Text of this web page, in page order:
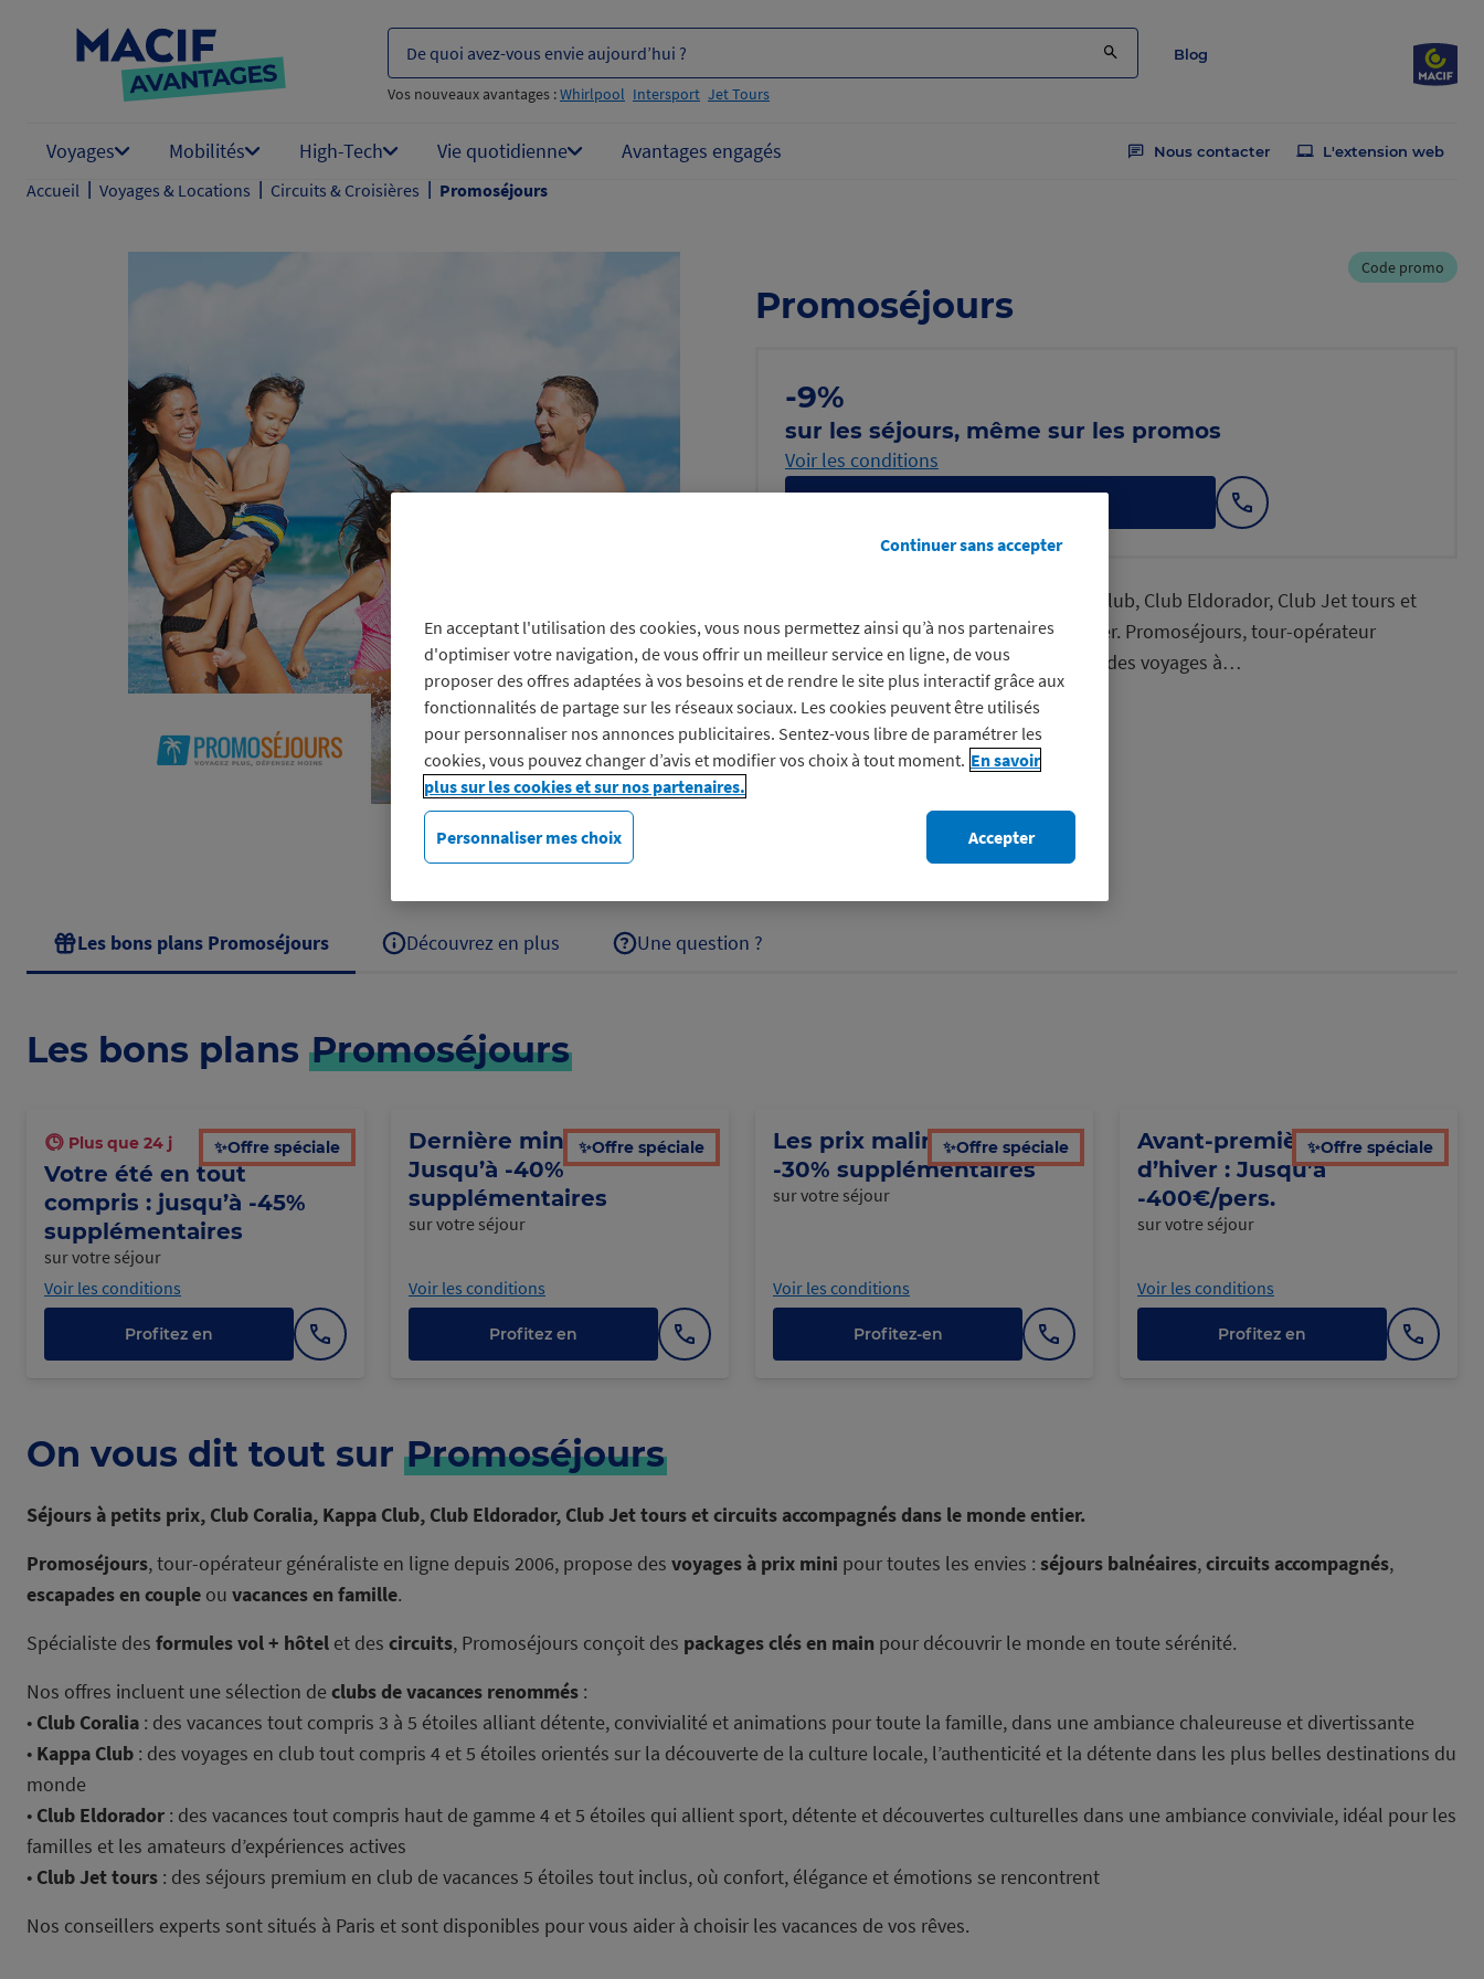
De quoi avez-vous envie aujourd’hui ?
Vos nouveaux avantages :Whirlpool Intersport Jet Tours
Blog
Voyages Mobilités High-Tech Vie quotidienne Avantages engagés Nous contacter L'extension web
Accueil | Voyages & Locations | Circuits & Croisières | Promoséjours
Code promo
Promoséjours
-9%
sur les séjours, même sur les promos
Voir les conditions
Afficher
le
Séjours à petits prix, Club Coralia, Kappa Club, Club Eldorador, Club Jet tours et
circuits accompagnés dans le monde entier. Promoséjours, tour-opérateur
généraliste en ligne depuis 2006, propose des voyages à…
Découvrez Promoséjours
Les bons plans Promoséjours Découvrez en plus Une question ?
Les bons plans Promoséjours
Plus que 24 j
Votre été en tout
compris : jusqu’à -45%
supplémentaires
sur votre séjour
Voir les conditions
Profitez en
Afficher
le
✨Offre spéciale
Dernière minute :
Jusqu’à -40%
supplémentaires
sur votre séjour
Voir les conditions
Profitez en
Afficher
le
✨Offre spéciale
Les prix malins : Jusqu’à
-30% supplémentaires
sur votre séjour
Voir les conditions
Profitez-en
Afficher
le
✨Offre spéciale
Avant-première vacances
d’hiver : Jusqu’à
-400€/pers.
sur votre séjour
Voir les conditions
Profitez en
Afficher
le
✨Offre spéciale
On vous dit tout sur Promoséjours
Séjours à petits prix, Club Coralia, Kappa Club, Club Eldorador, Club Jet tours et circuits accompagnés dans le monde entier.
Promoséjours, tour-opérateur généraliste en ligne depuis 2006, propose des voyages à prix mini pour toutes les envies : séjours balnéaires,circuits accompagnés,
escapades en couple ou vacances en famille.
Spécialiste des formules vol + hôtel et des circuits, Promoséjours conçoit des packages clés en main pour découvrir le monde en toute sérénité.
Nos offres incluent une sélection declubs de vacances renommés :
• Club Coralia : des vacances tout compris 3 à 5 étoiles alliant détente, convivialité et animations pour toute la famille, dans une ambiance chaleureuse et divertissante
• Kappa Club : des voyages en club tout compris 4 et 5 étoiles orientés sur la découverte de la culture locale, l’authenticité et la détente dans les plus belles destinations du
monde
• Club Eldorador : des vacances tout compris haut de gamme 4 et 5 étoiles qui allient sport, détente et découvertes culturelles dans une ambiance conviviale, idéal pour les
familles et les amateurs d’expériences actives
• Club Jet tours : des séjours premium en club de vacances 5 étoiles tout inclus, où confort, élégance et émotions se rencontrent
Nos conseillers experts sont situés à Paris et sont disponibles pour vous aider à choisir les vacances de vos rêves.
En acceptant l'utilisation des cookies, vous nous permettez ainsi qu’à nos partenaires
d'optimiser votre navigation, de vous offrir un meilleur service en ligne, de vous
proposer des offres adaptées à vos besoins et de rendre le site plus interactif grâce aux
fonctionnalités de partage sur les réseaux sociaux. Les cookies peuvent être utilisés
pour personnaliser nos annonces publicitaires. Sentez-vous libre de paramétrer les
cookies, vous pouvez changer d’avis et modifier vos choix à tout moment. En savoir
plus sur les cookies et sur nos partenaires.
Personnaliser mes choix
Continuer sans accepter
Accepter